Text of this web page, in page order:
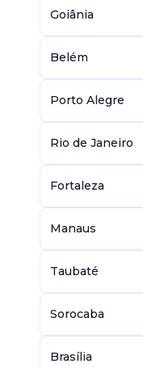
Goiânia
Belém
Porto Alegre
Rio de Janeiro
Fortaleza
Manaus
Taubaté
Sorocaba
Brasília